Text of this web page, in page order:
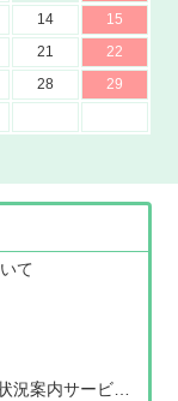
て